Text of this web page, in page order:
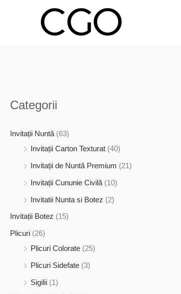
Categorii
Invitații Nuntă (63)
Invitații Carton Texturat (40)
Invitații de Nuntă Premium (21)
Invitații Cununie Civilă (10)
Invitatii Nunta si Botez (2)
Invitații Botez (15)
Plicuri (26)
Plicuri Colorate (25)
Plicuri Sidefate (3)
Sigilii (1)